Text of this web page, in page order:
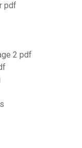
pdf
2 pdf